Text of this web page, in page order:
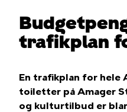
trafikplan
En trafikplan for hele
toiletter på Amager
og kulturtilbud er